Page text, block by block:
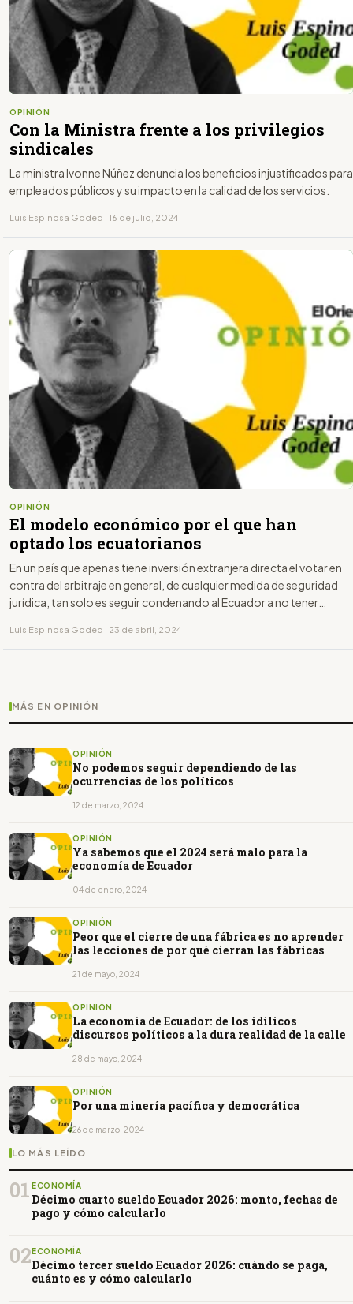
OPINIÓN
Con la Ministra frente a los privilegios
sindicales
La ministra Ivonne Núñez denuncia los beneficios injustificados para
empleados públicos y su impacto en la calidad de los servicios.
Luis Espinosa Goded · 16 de julio, 2024
OPINIÓN
El modelo económico por el que han
optado los ecuatorianos
En un país que apenas tiene inversión extranjera directa el votar en
contra del arbitraje en general, de cualquier medida de seguridad
jurídica, tan solo es seguir condenando al Ecuador a no tener
Luis Espinosa Goded · 23 de abril, 2024
MÁS EN OPINIÓN
OPINIÓN
No podemos seguir dependiendo de las
ocurrencias de los políticos
12 de marzo, 2024
OPINIÓN
Ya sabemos que el 2024 será malo para la
economía de Ecuador
04 de enero, 2024
OPINIÓN
Peor que el cierre de una fábrica es no aprender
las lecciones de por qué cierran las fábricas
21 de mayo, 2024
OPINIÓN
La economía de Ecuador: de los idílicos
discursos políticos a la dura realidad de la calle
28 de mayo, 2024
OPINIÓN
Por una minería pacífica y democrática
26 de marzo, 2024
LO MÁS LEÍDO
01 ECONOMÍA
Décimo cuarto sueldo Ecuador 2026: monto, fechas de
pago y cómo calcularlo
02 ECONOMÍA
Décimo tercer sueldo Ecuador 2026: cuándo se paga,
cuánto es y cómo calcularlo